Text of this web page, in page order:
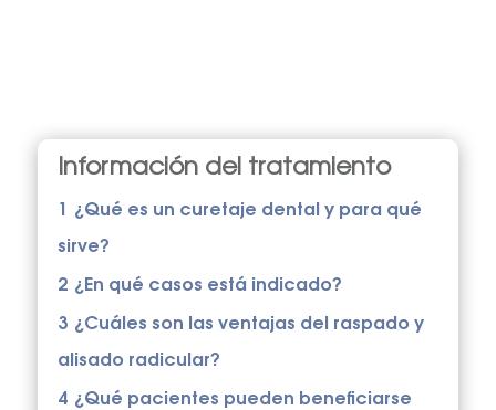
Información del tratamiento
¿Qué es un curetaje dental y para qué
sirve?
2 ¿En qué casos está indicado?
3 ¿Cuáles son las ventajas del raspado y
alisado radicular?
4 ¿Qué pacientes pueden beneficiarse